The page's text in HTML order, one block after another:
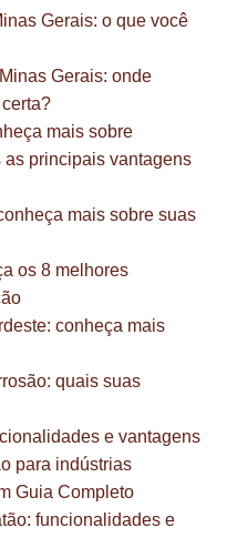
Gerais: o que você
Gerais: onde
mais sobre
as principais vantagens
mais sobre suas
os 8 melhores
conheça mais
quais suas
e vantagens
para indústrias
Guia Completo
funcionalidades e